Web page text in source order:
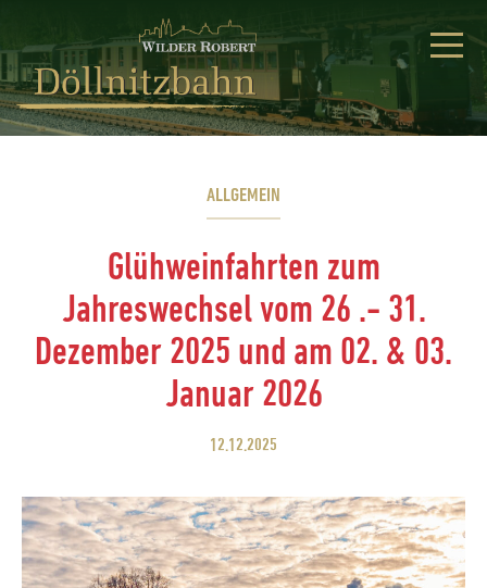
ALLGEMEIN
Glühweinfahrten zum
Jahreswechsel vom 26 .- 31.
Dezember 2025 und am 02. & 03.
Januar 2026
12.12.2025